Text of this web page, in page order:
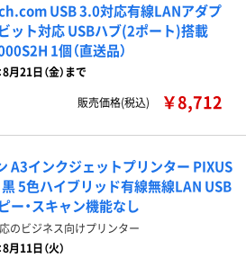
USB 3.0対応有線LANアダプ
ット対応 USBハブ(2ポート)搭載
1個（直送品）
月21日（金）まで
販売価格(税込)
￥8,712
A3インクジェットプリンター PIXUS
5色ハイブリッド有線無線LAN USB
ー・スキャン機能なし
のビジネス向けプリンター
月11日（火）